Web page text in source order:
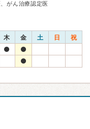
がん治療認定医
木 金 土 日 祝